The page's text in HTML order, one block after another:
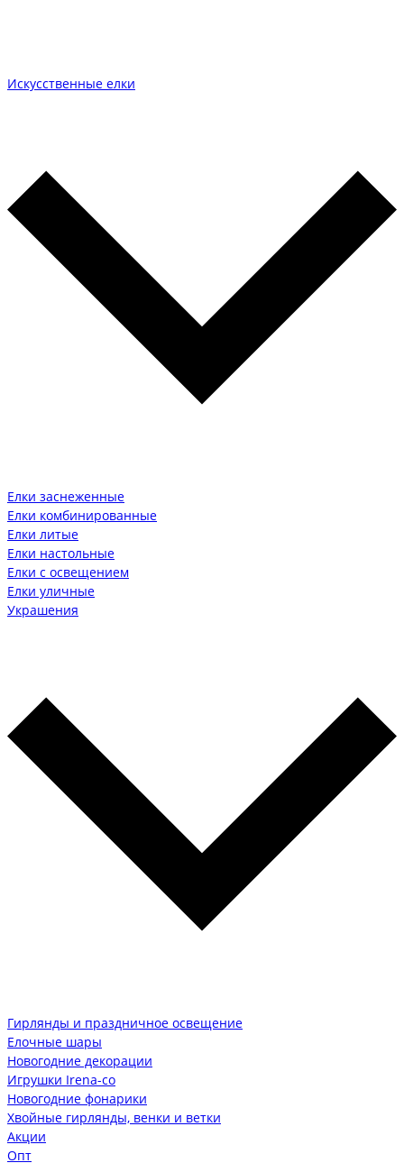
Искусственные елки
Елки заснеженные
Елки комбинированные
Елки литые
Елки настольные
Елки с освещением
Елки уличные
Украшения
Гирлянды и праздничное освещение
Елочные шары
Новогодние декорации
Игрушки Irena-co
Новогодние фонарики
Хвойные гирлянды, венки и ветки
Акции
Опт